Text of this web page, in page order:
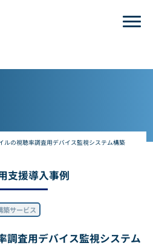
ルの視聴率調査用デバイス監視システム構築
支援導入事例
築サービス
調査用デバイス監視システム